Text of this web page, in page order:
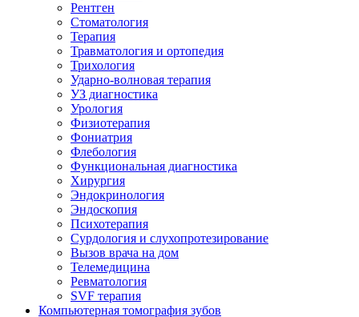
Рентген
Стоматология
Терапия
Травматология и ортопедия
Трихология
Ударно-волновая терапия
УЗ диагностика
Урология
Физиотерапия
Фониатрия
Флебология
Функциональная диагностика
Хирургия
Эндокринология
Эндоскопия
Психотерапия
Сурдология и слухопротезирование
Вызов врача на дом
Телемедицина
Ревматология
SVF терапия
Компьютерная томография зубов